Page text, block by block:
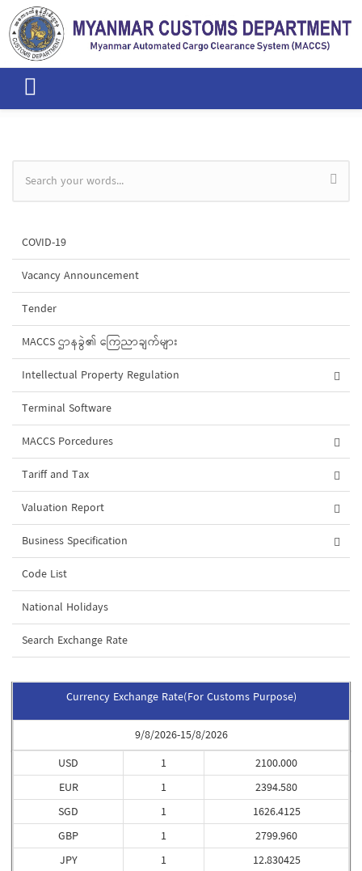
Skip to main content
Search form
COVID-19
Vacancy Announcement
Tender
MACCS ဌာနခွဲ၏ ကြေညာချက်များ
Intellectual Property Regulation
Terminal Software
MACCS Porcedures
Tariff and Tax
Valuation Report
Business Specification
Code List
National Holidays
Search Exchange Rate
Currency Exchange Rate(For Customs Purpose)
9/8/2026-15/8/2026
USD
EUR
SGD
GBP
JPY
1
1
1
1
1
2100.000
2394.580
1626.4125
2799.960
12.830425